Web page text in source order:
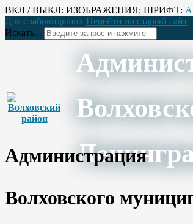
ВКЛ / ВЫКЛ: ИЗОБРАЖЕНИЯ: ШРИФТ: A
Для слабовидящих Перейти на старый сайт
Искать...
Администрация
Волховского